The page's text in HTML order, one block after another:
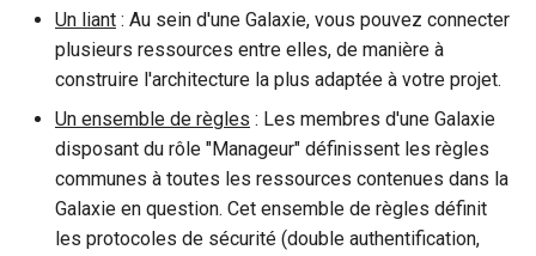
L'agent QEMU
Les ports (WIP)
Le mode Trunk
Quotas (WIP)
Un liant : Au sein d'une Galaxie, vous pouvez connecter
plusieurs ressources entre elles, de manière à
construire l'architecture la plus adaptée à votre projet.
Un ensemble de règles : Les membres d'une Galaxie
disposant du rôle "Manageur" définissent les règles
communes à toutes les ressources contenues dans la
Galaxie en question. Cet ensemble de règles définit
les protocoles de sécurité (double authentification,